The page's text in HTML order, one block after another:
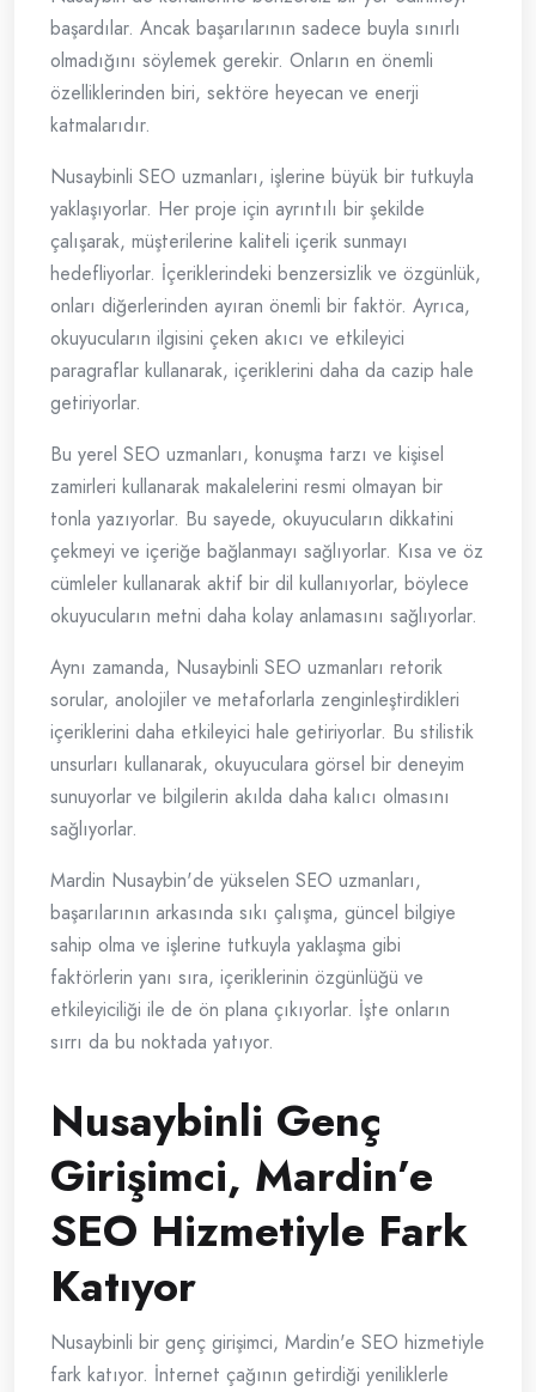
başardılar. Ancak başarılarının sadece buyla sınırlı
olmadığını söylemek gerekir. Onların en önemli
özelliklerinden biri, sektöre heyecan ve enerji
katmalarıdır.
Nusaybinli SEO uzmanları, işlerine büyük bir tutkuyla
yaklaşıyorlar. Her proje için ayrıntılı bir şekilde
çalışarak, müşterilerine kaliteli içerik sunmayı
hedefliyorlar. İçeriklerindeki benzersizlik ve özgünlük,
onları diğerlerinden ayıran önemli bir faktör. Ayrıca,
okuyucuların ilgisini çeken akıcı ve etkileyici
paragraflar kullanarak, içeriklerini daha da cazip hale
getiriyorlar.
Bu yerel SEO uzmanları, konuşma tarzı ve kişisel
zamirleri kullanarak makalelerini resmi olmayan bir
tonla yazıyorlar. Bu sayede, okuyucuların dikkatini
çekmeyi ve içeriğe bağlanmayı sağlıyorlar. Kısa ve öz
cümleler kullanarak aktif bir dil kullanıyorlar, böylece
okuyucuların metni daha kolay anlamasını sağlıyorlar.
Aynı zamanda, Nusaybinli SEO uzmanları retorik
sorular, anolojiler ve metaforlarla zenginleştirdikleri
içeriklerini daha etkileyici hale getiriyorlar. Bu stilistik
unsurları kullanarak, okuyuculara görsel bir deneyim
sunuyorlar ve bilgilerin akılda daha kalıcı olmasını
sağlıyorlar.
Mardin Nusaybin'de yükselen SEO uzmanları,
başarılarının arkasında sıkı çalışma, güncel bilgiye
sahip olma ve işlerine tutkuyla yaklaşma gibi
faktörlerin yanı sıra, içeriklerinin özgünlüğü ve
etkileyiciliği ile de ön plana çıkıyorlar. İşte onların
sırrı da bu noktada yatıyor.
Nusaybinli Genç
Girişimci, Mardin’e
SEO Hizmetiyle Fark
Katıyor
Nusaybinli bir genç girişimci, Mardin'e SEO hizmetiyle
fark katıyor. İnternet çağının getirdiği yeniliklerle